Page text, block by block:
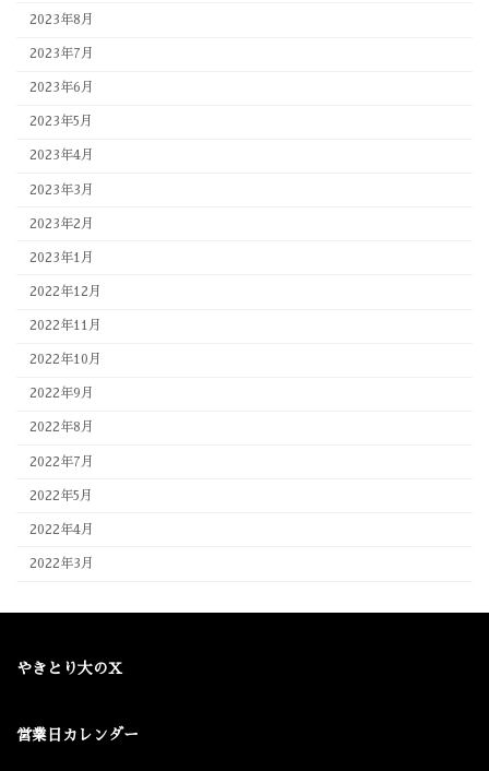
2023年8月
2023年7月
2023年6月
2023年5月
2023年4月
2023年3月
2023年2月
2023年1月
2022年12月
2022年11月
2022年10月
2022年9月
2022年8月
2022年7月
2022年5月
2022年4月
2022年3月
やきとり大のX
営業日カレンダー